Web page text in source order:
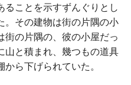
ることを示すずんぐりとし
。その建物は街の片隅の小
街の片隅の、彼の小屋だっ
山と積まれ、幾つもの道具
ら下げられていた。